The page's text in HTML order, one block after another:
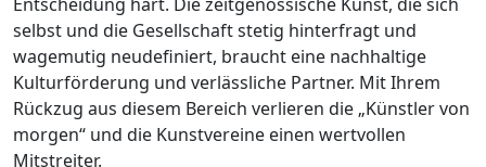
selbst und die Gesellschaft stetig hinterfragt und
wagemutig neudefiniert, braucht eine nachhaltige
Kulturförderung und verlässliche Partner. Mit Ihrem
Rückzug aus diesem Bereich verlieren die „Künstler von
morgen“ und die Kunstvereine einen wertvollen
Mitstreiter.